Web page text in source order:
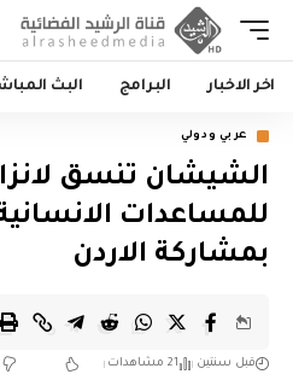
اخر الاخبار البرامج البث
عربي ودولي
الشيشان تنسق
للمساعدات
بمشاركة الاردن
قبل سنتين 21 مشاهدات